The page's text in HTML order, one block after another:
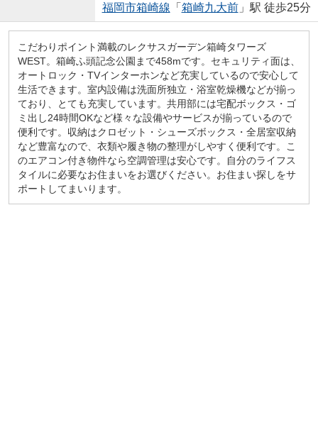
福岡市箱崎線 「 箱崎九大前」駅 徒歩25分
こだわりポイント満載のレクサスガーデン箱崎タワーズ
WEST。箱崎ふ頭記念公園まで458mです。セキュリティ面は、
オートロック・TVインターホンなど充実しているので安心して
生活できます。室内設備は洗面所独立・浴室乾燥機などが揃っ
ており、とても充実しています。共用部には宅配ボックス・ゴ
ミ出し24時間OKなど様々な設備やサービスが揃っているので
便利です。収納はクロゼット・シューズボックス・全居室収納
など豊富なので、衣類や履き物の整理がしやすく便利です。こ
のエアコン付き物件なら空調管理は安心です。自分のライフス
タイルに必要なお住まいをお選びください。お住まい探しをサ
ポートしてまいります。